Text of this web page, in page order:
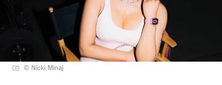
© Nicki Minaj